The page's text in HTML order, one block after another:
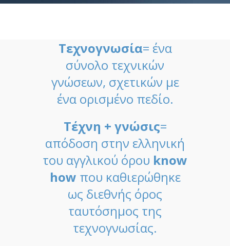
Τεχνογνωσία= ένα
σύνολο τεχνικών
γνώσεων, σχετικών με
ένα ορισμένο πεδίο.
Τέχνη + γνώσις=
απόδοση στην ελληνική
του αγγλικού όρου know
how που καθιερώθηκε
ως διεθνής όρος
ταυτόσημος της
τεχνογνωσίας.